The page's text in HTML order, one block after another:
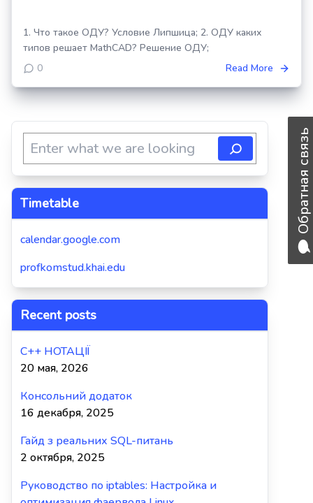
1. Что такое ОДУ? Условие Липшица; 2. ОДУ каких
типов решает MathCAD? Решение ОДУ;
0
Read More
Timetable
calendar.google.com
profkomstud.khai.edu
Recent posts
C++ НОТАЦІЇ
20 мая, 2026
Консольний додаток
16 декабря, 2025
Гайд з реальних SQL-питань
2 октября, 2025
Руководство по iptables: Настройка и
Обратная связь